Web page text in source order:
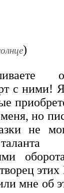
)
с ними!
но
не
мне об